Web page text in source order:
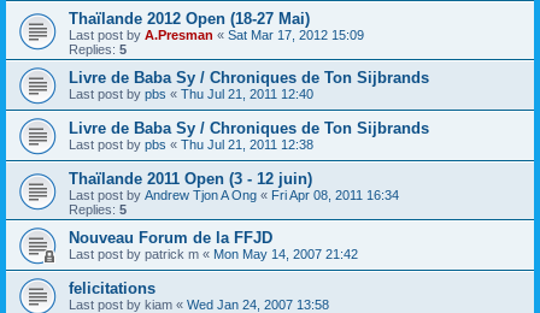
Thaïlande 2012 Open (18-27 Mai)
Last post by A.Presman « Sat Mar 17, 2012 15:09
Replies: 5
Livre de Baba Sy / Chroniques de Ton Sijbrands
Last post by pbs « Thu Jul 21, 2011 12:40
Livre de Baba Sy / Chroniques de Ton Sijbrands
Last post by pbs « Thu Jul 21, 2011 12:38
Thaïlande 2011 Open (3 - 12 juin)
Last post by Andrew Tjon A Ong « Fri Apr 08, 2011 16:34
Replies: 5
Nouveau Forum de la FFJD
Last post by patrick m « Mon May 14, 2007 21:42
felicitations
Last post by kiam « Wed Jan 24, 2007 13:58